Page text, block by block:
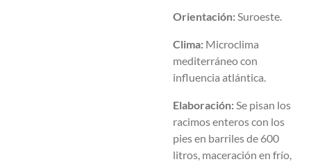
Orientación:Suroeste.
Clima: Microclima
mediterráneo con
influencia atlántica.
Elaboración:Se pisan los
racimos enteros con los
pies en barriles de 600
litros, maceración en frío,